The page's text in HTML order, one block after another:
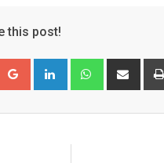
this post!
Google+ LinkedIn WhatsappShare